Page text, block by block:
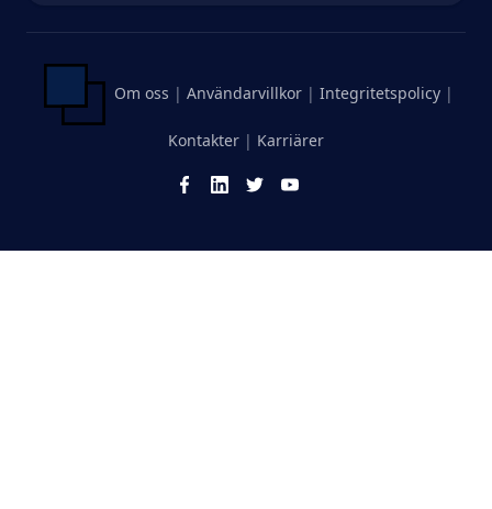
Om oss | Användarvillkor| Integritetspolicy|
Kontakter | Karriärer